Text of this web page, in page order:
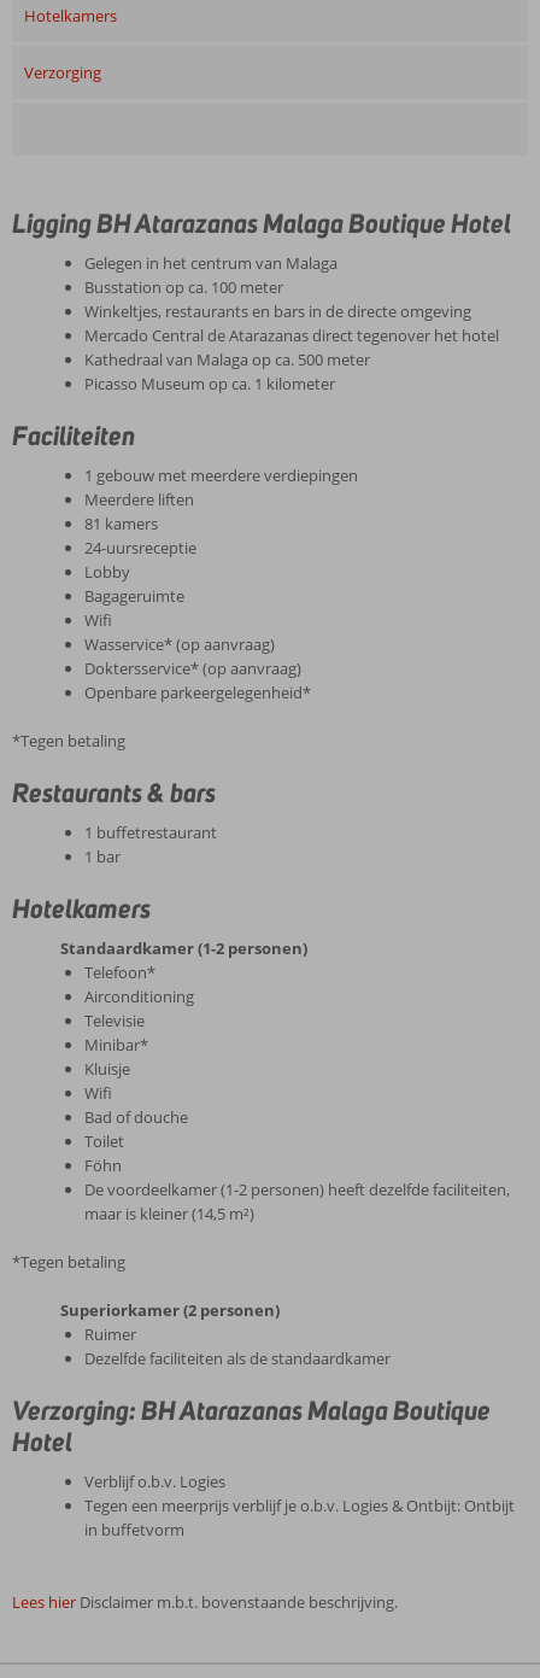
Hotelkamers
Verzorging
Ligging BH Atarazanas Malaga Boutique Hotel
Gelegen in het centrum van Malaga
Busstation op ca. 100 meter
Winkeltjes, restaurants en bars in de directe omgeving
Mercado Central de Atarazanas direct tegenover het hotel
Kathedraal van Malaga op ca. 500 meter
Picasso Museum op ca. 1 kilometer
Faciliteiten
1 gebouw met meerdere verdiepingen
Meerdere liften
81 kamers
24-uursreceptie
Lobby
Bagageruimte
Wifi
Wasservice* (op aanvraag)
Doktersservice* (op aanvraag)
Openbare parkeergelegenheid*
*Tegen betaling
Restaurants & bars
1 buffetrestaurant
1 bar
Hotelkamers
Standaardkamer (1-2 personen)
Telefoon*
Airconditioning
Televisie
Minibar*
Kluisje
Wifi
Bad of douche
Toilet
Föhn
De voordeelkamer (1-2 personen) heeft dezelfde faciliteiten,
maar is kleiner (14,5 m²)
*Tegen betaling
Superiorkamer (2 personen)
Ruimer
Dezelfde faciliteiten als de standaardkamer
Verzorging: BH Atarazanas Malaga Boutique
Hotel
Verblijf o.b.v. Logies
Tegen een meerprijs verblijf je o.b.v. Logies & Ontbijt: Ontbijt
in buffetvorm
Lees hier Disclaimer m.b.t. bovenstaande beschrijving.